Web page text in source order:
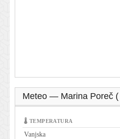
Meteo — Marina Poreč (
🌡 TEMPERATURA
Vanjska